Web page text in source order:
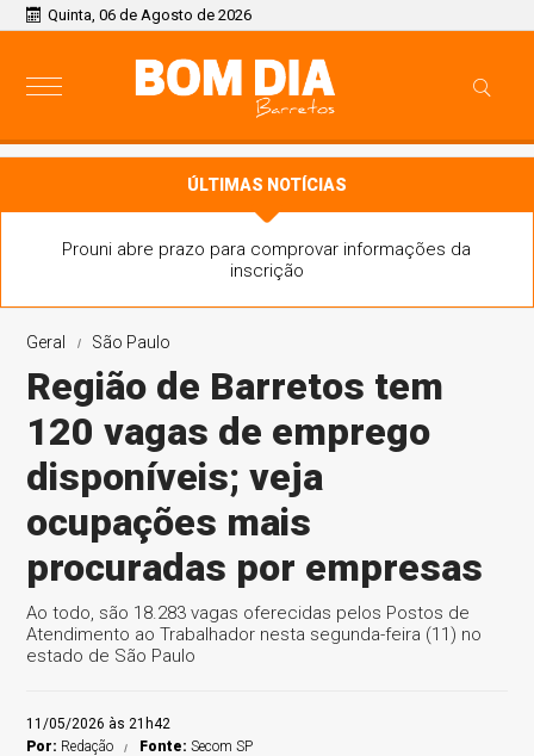
Quinta, 06 de Agosto de 2026
ÚLTIMAS NOTÍCIAS
Prouni abre prazo para comprovar informações da
inscrição
Geral São Paulo
Região de Barretos tem
120 vagas de emprego
disponíveis; veja
ocupações mais
procuradas por empresas
Ao todo, são 18.283 vagas oferecidas pelos Postos de
Atendimento ao Trabalhador nesta segunda-feira (11) no
estado de São Paulo
11/05/2026 às 21h42
Por: Redação Fonte:Secom SP